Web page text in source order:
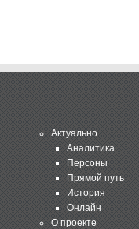
Актуально
Аналитика
Персоны
Прямой путь
История
Онлайн
О проекте